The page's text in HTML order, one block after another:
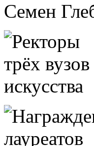
Семен